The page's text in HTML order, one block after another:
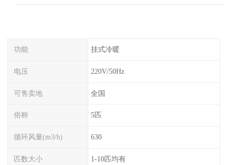
功能 挂式冷暖
电压 220V/50Hz
可售卖地 全国
俗称 5匹
循环风量(m3/h) 630
匹数大小 1-10匹均有